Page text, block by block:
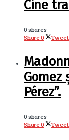
Cine
0 shares
Share0 Tweet
Pérez”.
0 shares
Share0 Tweet